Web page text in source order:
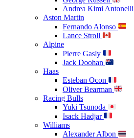
Andrea Kimi Antonelli
Aston Martin
Fernando Alonso
Lance Stroll
Alpine
Pierre Gasly
Jack Doohan
Haas
Esteban Ocon
Oliver Bearman
Racing Bulls
Yuki Tsunoda
Isack Hadjar
Williams
Alexander Albon